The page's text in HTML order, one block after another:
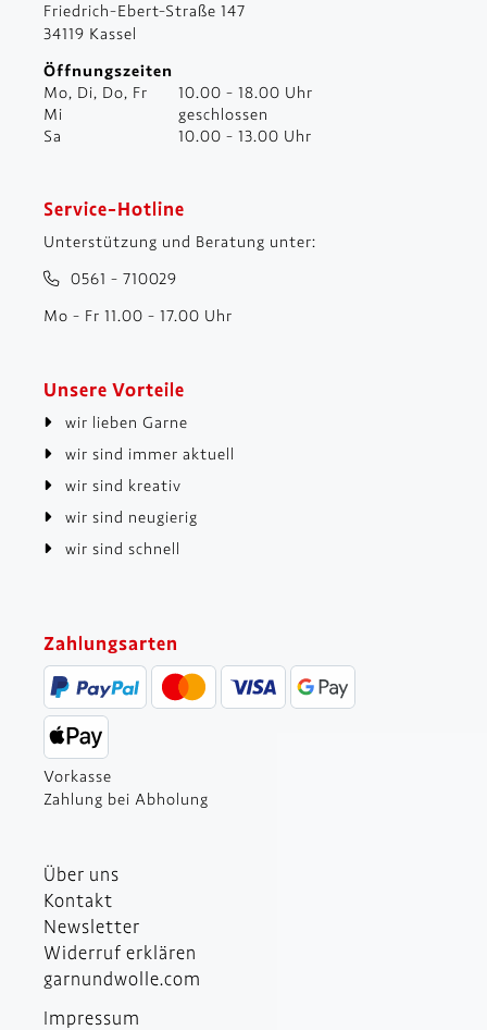
Friedrich-Ebert-Straße 147
34119 Kassel
Öffnungszeiten
Mo, Di, Do, Fr
Mi
Sa
10.00 - 18.00 Uhr
geschlossen
10.00 - 13.00 Uhr
Service-Hotline
Unterstützung und Beratung unter:
0561 - 710029
Mo - Fr 11.00 - 17.00 Uhr
Unsere Vorteile
wir lieben Garne
wir sind immer aktuell
wir sind kreativ
wir sind neugierig
wir sind schnell
Zahlungsarten
Vorkasse
Zahlung bei Abholung
Über uns
Kontakt
Newsletter
Widerruf erklären
garnundwolle.com
Impressum